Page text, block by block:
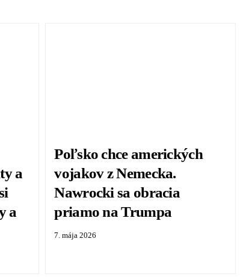
a
a
Poľsko chce amerických
vojakov z Nemecka.
Nawrocki sa obracia
priamo na Trumpa
7. mája 2026